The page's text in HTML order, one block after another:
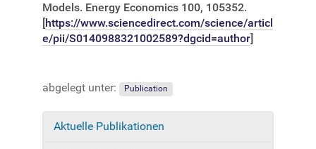
Models. Energy Economics 100, 105352.
[https://www.sciencedirect.com/science/articl
e/pii/S0140988321002589?dgcid=author]
abgelegt unter: Publication
N
Aktuelle Publikationen